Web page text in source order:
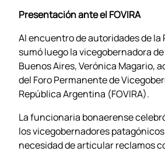
Presentación ante el FOVIRA
Al encuentro de autoridades de la
sumó luego la vicegobernadora
Buenos Aires, Verónica Magario,
del Foro Permanente de
República Argentina (FOVIRA).
La funcionaria bonaerense
los vicegobernadores
necesidad de articular reclamos